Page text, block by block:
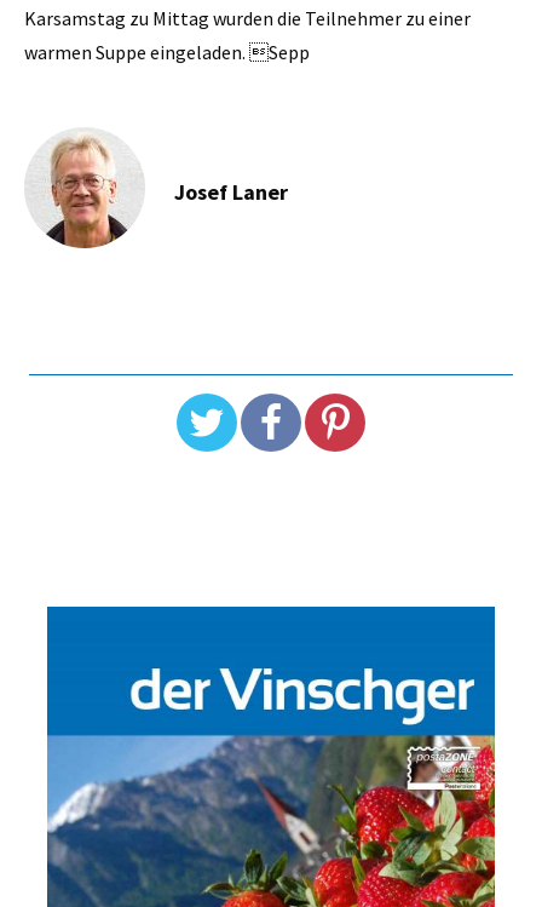
Karsamstag zu Mittag wurden die Teilnehmer zu einer
warmen Suppe eingeladen. Sepp
Josef Laner